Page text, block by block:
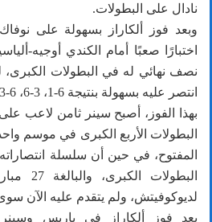
نادال على البطولات.
وبعد فوز ألكاراز بسهولة على
اختبارًا صعبًا أمام الكندي أوجيه-
نصف نهائي له في البطولات الكبرى،
انتصر عليه بسهولة بنتيجة 6-1، 3-6، 6-3، 6-4.
بهذا الفوز، أصبح سينر ثامن لاعب
البطولات الأربع الكبرى في موسم
المفتوح، في حين أن سلسلة
لديوكوفيتش، ولم يتقدم عليه الآن
بعد فوز ألكاراز في باريس